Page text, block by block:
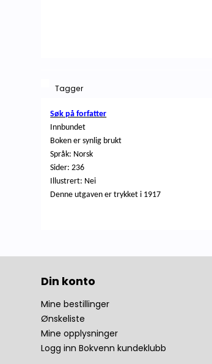
Tagger
Søk på forfatter
Innbundet
Boken er synlig brukt
Språk: Norsk
Sider: 236
Illustrert: Nei
Denne utgaven er trykket i 1917
Din konto
Mine bestillinger
Ønskeliste
Mine opplysninger
Logg inn Bokvenn kundeklubb